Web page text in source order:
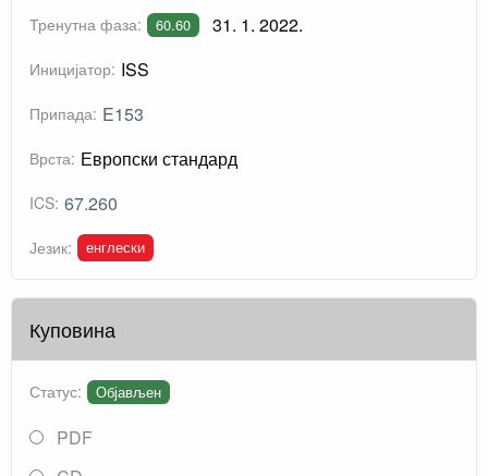
Тренутна фаза: 60.60 31. 1. 2022.
Иницијатор: ISS
Припада: E153
Врста: Европски стандард
ICS: 67.260
Језик: енглески
Куповина
Статус: Објављен
PDF